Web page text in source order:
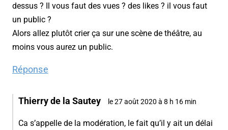
dessus ? Il vous faut des vues ? des likes ? il vous faut
un public ?
Alors allez plutôt crier ça sur une scène de théâtre, au
moins vous aurez un public.
Réponse
Thierry de la Sautey le 27 août 2020 à 8 h 16 min
Ca s’appelle de la modération, le fait qu’il y ait un délai